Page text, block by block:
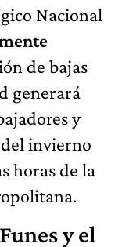
Nacional
de bajas
generará
y
invierno
horas de la
y el